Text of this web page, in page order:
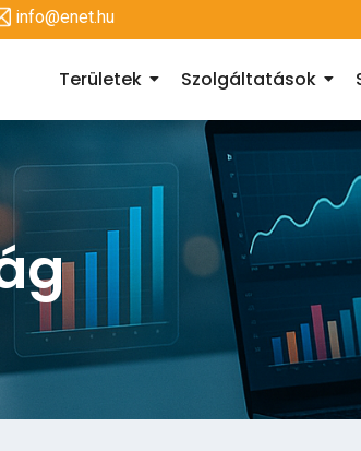
info@enet.hu
Területek Szolgáltatások